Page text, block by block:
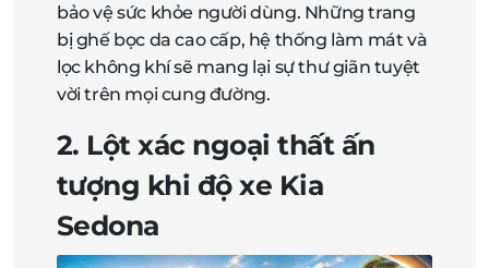
bảo vệ sức khỏe người dùng. Những trang
bị ghế bọc da cao cấp, hệ thống làm mát và
lọc không khí sẽ mang lại sự thư giãn tuyệt
vời trên mọi cung đường.
2. Lột xác ngoại thất ấn
tượng khi độ xe Kia
Sedona